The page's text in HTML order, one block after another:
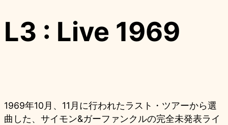
L3 : Live 1969
1969年10月、11月に行われたラスト・ツアーから選
曲した、サイモン&ガーファンクルの完全未発表ライ